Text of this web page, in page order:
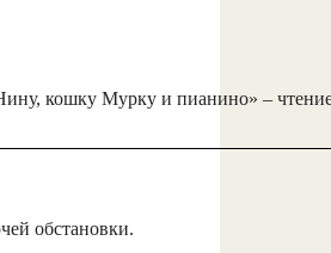
кошку Мурку и пианино» –
обстановки.